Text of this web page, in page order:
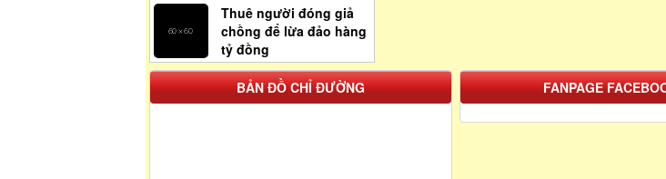
Thuê người đóng giả
chồng để lừa đảo hàng
tỷ đồng
BẢN ĐỒ CHỈ ĐƯỜNG FANPAGE